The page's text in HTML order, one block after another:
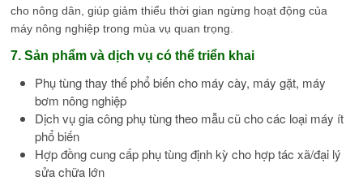
cho nông dân, giúp giảm thiểu thời gian ngừng hoạt động của
máy nông nghiệp trong mùa vụ quan trọng.
7. Sản phẩm và dịch vụ có thể triển khai
Phụ tùng thay thế phổ biến cho máy cày, máy gặt, máy
bơm nông nghiệp
Dịch vụ gia công phụ tùng theo mẫu cũ cho các loại máy ít
phổ biến
Hợp đồng cung cấp phụ tùng định kỳ cho hợp tác xã/đại lý
sửa chữa lớn